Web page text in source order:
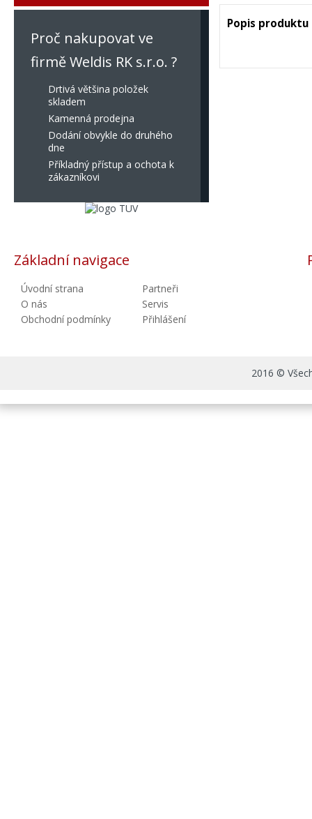
Proč nakupovat ve
firmě Weldis RK s.r.o. ?
Drtivá většina položek
skladem
Kamenná prodejna
Dodání obvykle do druhého
dne
Příkladný přístup a ochota k
zákazníkovi
Popis produktu
Základní navigace
Úvodní strana
O nás
Obchodní podmínky
Partneři
Servis
Přihlášení
2016 ©